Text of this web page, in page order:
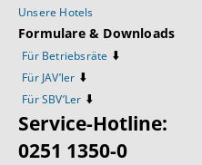
Unsere Hotels
Formulare & Downloads
Für Betriebsräte ⬇️
Für JAV’ler ⬇️
Für SBV’Ler ⬇️
Service-Hotline:
0251 1350-0